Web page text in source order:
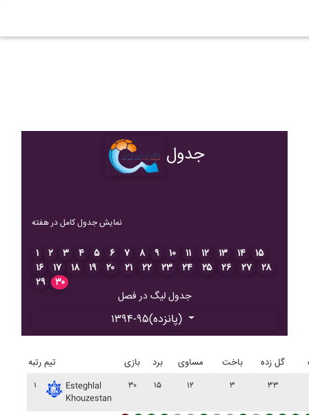
جدول
نمایش جدول کامل در هفته
۱ ۲ ۳ ۴ ۵ ۶ ۷ ۸ ۹ ۱۰ ۱۱ ۱۲ ۱۳ ۱۴
۱۵
۱۶
۱۷ ۱۸ ۱۹ ۲۰ ۲۱ ۲۲ ۲۳ ۲۴ ۲۵ ۲۶ ۲۷
۲۸
۲۹
۳۰
جدول لیگ در فصل
۱۳۹۴-۹۵(پانزده)
رتبه تیم بازی برد مساوی باخت گل زده
۱
Esteghlal
Khouzestan
۳۰ ۱۵ ۱۲ ۳ ۳۳